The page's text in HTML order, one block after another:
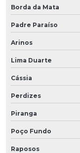
Borda da Mata
Padre Paraíso
Arinos
Lima Duarte
Cássia
Perdizes
Piranga
Poço Fundo
Raposos